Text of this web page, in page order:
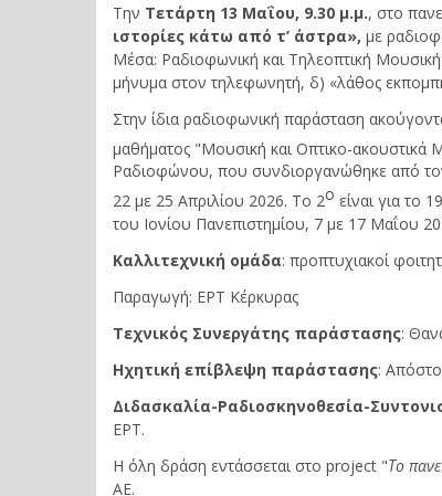
Την Τετάρτη 13 Μαΐου, 9.30 μ.μ., στο
ιστορίες κάτω από τ’ άστρα», με
Μέσα: Ραδιοφωνική και Τηλεοπτική Μουσική
μήνυμα στον τηλεφωνητή, δ) «λάθος
Στην ίδια ραδιοφωνική παράσταση
μαθήματος "Μουσική και Οπτικο-ακουστικά
Ραδιοφώνου, που συνδιοργανώθηκε από
22 με 25 Απριλίου 2026. Το 2ο είναι για το 19
του Ιονίου Πανεπιστημίου, 7 με 17 Μαΐου
Καλλιτεχνική ομάδα: προπτυχιακοί
Παραγωγή: ΕΡΤ Κέρκυρας
Τεχνικός Συνεργάτης παράστασης:
Hχητική επίβλεψη παράστασης:
Διδασκαλία-Ραδιοσκηνοθεσία-
ΕΡΤ.
Η όλη δράση εντάσσεται στο project "Το
ΑΕ.